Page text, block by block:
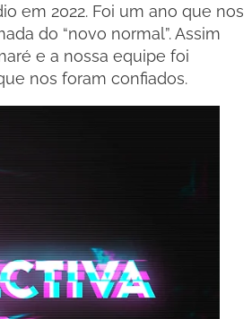
em 2022. Foi um ano que nos
do “novo normal”. Assim
e a nossa equipe foi
nos foram confiados.